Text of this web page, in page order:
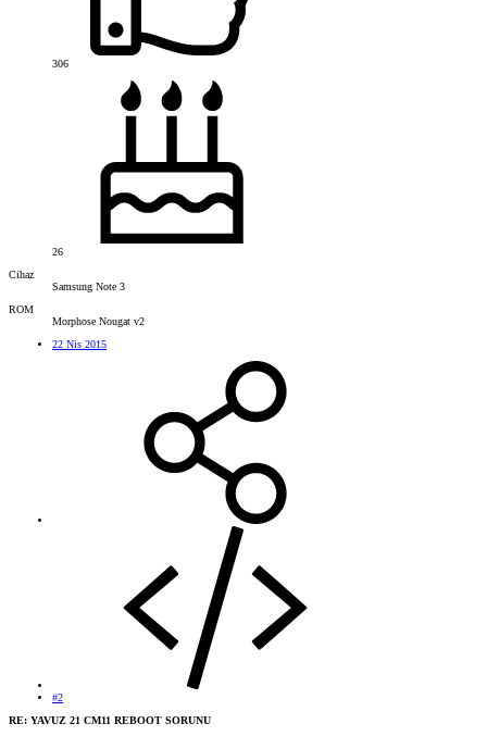
306
26
Cihaz
Samsung Note 3
ROM
Morphose Nougat v2
22 Nis 2015
#2
RE: YAVUZ 21 CM11 REBOOT SORUNU